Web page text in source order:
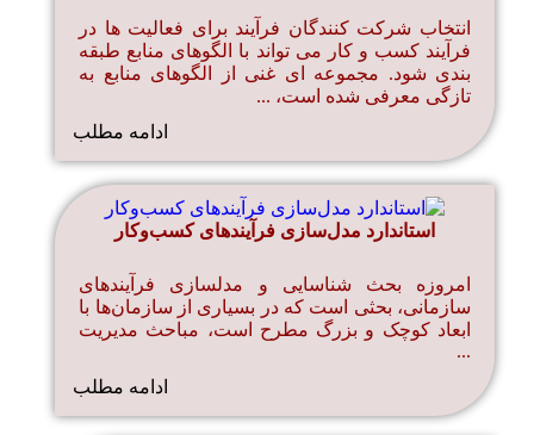
انتخاب شرکت کنندگان فرآیند برای فعالیت ها در
فرآیند کسب و کار می تواند با الگوهای منابع طبقه
بندی شود. مجموعه ای غنی از الگوهای منابع به
تازگی معرفی شده است، ...
ادامه مطلب
استاندارد مدل‌سازی فرآیندهای کسب‌و‌کار
امروزه بحث شناسایی و مدلسازی فرآیندهای
سازمانی، بحثی است که در بسیاری از سازمان‌ها با
ابعاد کوچک و بزرگ مطرح است، مباحث مدیریت
...
ادامه مطلب